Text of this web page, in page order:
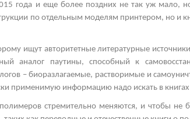
года и еще более поздних не так уж мало,
по отдельным моделям принтером, но и
ищут авторитетные литературные
аналог паутины, способный к
– биоразлагаемые, растворимые и
применимую информацию надо искать в книгах
стремительно меняются, и чтобы не